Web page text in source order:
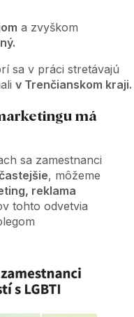
a zvyškom
sa v práci stretávajú
v Trenčianskom kraji.
má
sa zamestnanci
, môžeme
reklama
tohto odvetvia